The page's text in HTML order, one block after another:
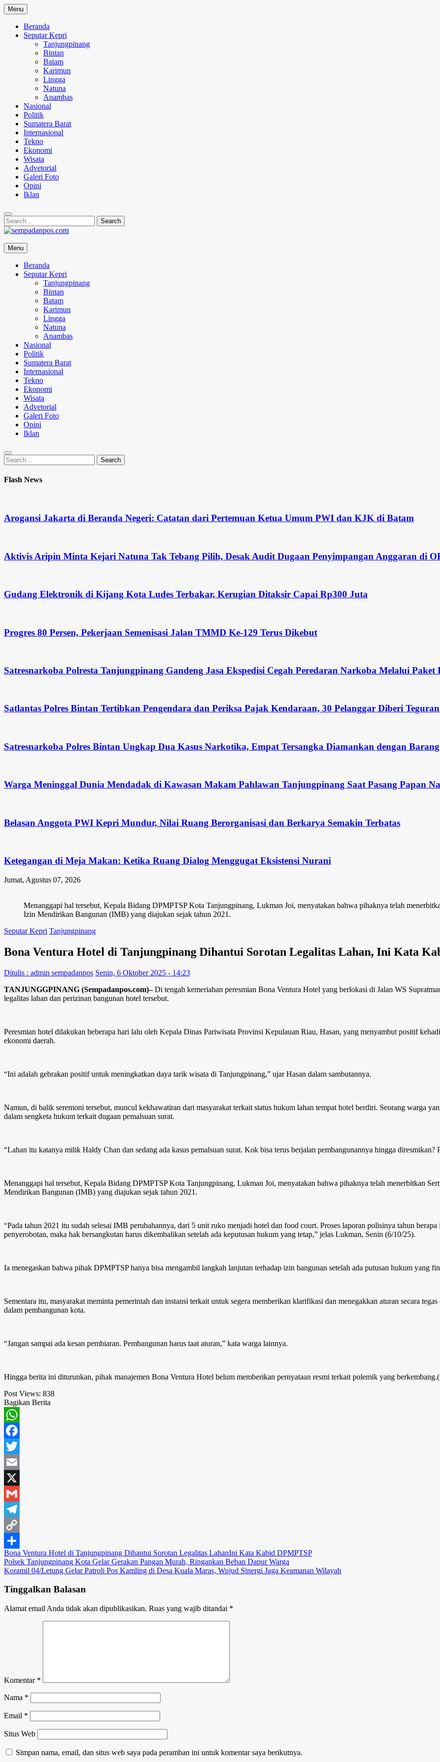
Skip
to
content
Menu
Beranda
Seputar Kepri
Tanjungpinang
Bintan
Batam
Karimun
Lingga
Natuna
Anambas
Nasional
Politik
Sumatera Barat
Internasional
Tekno
Ekonomi
Wisata
Advetorial
Galeri Foto
Opini
Iklan
Search
for:
Search
sempadanpos.com
Menyampaikan Berita Dengan Analisa
Menu
Beranda
Seputar Kepri
Tanjungpinang
Bintan
Batam
Karimun
Lingga
Natuna
Anambas
Nasional
Politik
Sumatera Barat
Internasional
Tekno
Ekonomi
Wisata
Advetorial
Galeri Foto
Opini
Iklan
Search
for:
Search
Flash News
Arogansi Jakarta di Beranda Negeri: Catatan dari Pertemuan Ketua Umum PWI dan KJK di Batam
Aktivis Aripin Minta Kejari Natuna Tak Tebang Pilih, Desak Audit Dugaan Penyimpangan Anggaran di
Gudang Elektronik di Kijang Kota Ludes Terbakar, Kerugian Ditaksir Capai Rp300 Juta
Progres 80 Persen, Pekerjaan Semenisasi Jalan TMMD Ke-129 Terus Dikebut
Satresnarkoba Polresta Tanjungpinang Gandeng Jasa Ekspedisi Cegah Peredaran Narkoba Melalui
Satlantas Polres Bintan Tertibkan Pengendara dan Periksa Pajak Kendaraan, 30 Pelanggar Diberi Teguran
Satresnarkoba Polres Bintan Ungkap Dua Kasus Narkotika, Empat Tersangka Diamankan dengan
Warga Meninggal Dunia Mendadak di Kawasan Makam Pahlawan Tanjungpinang Saat Pasang Papan
Belasan Anggota PWI Kepri Mundur, Nilai Ruang Berorganisasi dan Berkarya Semakin Terbatas
Ketegangan di Meja Makan: Ketika Ruang Dialog Menggugat Eksistensi Nurani
Jumat, Agustus 07, 2026
Menanggapi hal tersebut, Kepala Bidang DPMPTSP Kota Tanjungpinang, Lukman Joi, menyatakan bahwa pihaknya telah
Izin Mendirikan Bangunan (IMB) yang diajukan sejak tahun 2021.
Seputar Kepri Tanjungpinang
Bona Ventura Hotel di Tanjungpinang Dihantui Sorotan Legalitas Lahan, Ini Kata
Ditulis : admin sempadanpos Senin, 6 Oktober 2025 - 14:23
TANJUNGGPINANG (Sempadanpos.com)–Di tengah kemeriahan peresmian Bona Ventura Hotel yang berlokasi di Jalan WS
legalitas lahan dan perizinan bangunan hotel tersebut.
Peresmian hotel dilakukan beberapa hari lalu oleh Kepala Dinas Pariwisata Provinsi Kepulauan Riau, Hasan, yang menyambut positif
ekonomi daerah.
“Ini adalah gebrakan positif untuk meningkatkan daya tarik wisata di Tanjungpinang,” ujar Hasan dalam sambutannya.
Namun, di balik seremoni tersebut, muncul kekhawatiran dari masyarakat terkait status hukum lahan tempat hotel berdiri. Seorang warga
dalam sengketa hukum terkait dugaan pemalsuan surat.
“Lahan itu katanya milik Haldy Chan dan sedang ada kasus pemalsuan surat. Kok bisa terus berjalan pembangunannya hingga diresmikan?
Menanggapi hal tersebut, Kepala Bidang DPMPTSP Kota Tanjungpinang, Lukman Joi, menyatakan bahwa pihaknya telah menerbitkan
Mendirikan Bangunan (IMB) yang diajukan sejak tahun 2021.
“Pada tahun 2021 itu sudah selesai IMB perubahannya, dari 5 unit ruko menjadi hotel dan food court. Proses laporan polisinya tahun
penyerobotan, maka hak bersangkutan harus dikembalikan setelah ada keputusan hukum yang tetap,” jelas Lukman, Senin (6/10/25).
Ia menegaskan bahwa pihak DPMPTSP hanya bisa mengambil langkah lanjutan terhadap izin bangunan setelah ada putusan hukum yang
Sementara itu, masyarakat meminta pemerintah dan instansi terkait untuk segera memberikan klarifikasi dan menegakkan aturan secara
dalam pembangunan kota.
“Jangan sampai ada kesan pembiaran. Pembangunan harus taat aturan,” kata warga lainnya.
Hingga berita ini diturunkan, pihak manajemen Bona Ventura Hotel belum memberikan pernyataan resmi terkait polemik yang
Post Views: 838
Bagikan Berita
WhatsApp
Facebook
Twitter
Email
X
Gmail
Telegram
Copy
Link
Share
Bona Ventura Hotel di Tanjungpinang Dihantui Sorotan Legalitas LahanIni Kata Kabid DPMPTSP
Navigasi
pos
Polsek Tanjungpinang Kota Gelar Gerakan Pangan Murah, Ringankan Beban Dapur Warga
Koramil 04/Letung Gelar Patroli Pos Kamling di Desa Kuala Maras, Wujud Sinergi Jaga Keamanan Wilayah
Tinggalkan Balasan
Alamat email Anda tidak akan dipublikasikan. Ruas yang wajib ditandai *
Komentar *
Nama *
Email *
Situs Web
Simpan nama, email, dan situs web saya pada peramban ini untuk komentar saya berikutnya.